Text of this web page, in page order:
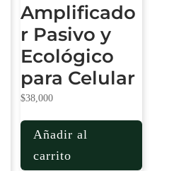
Amplificado
r Pasivo y
Ecológico
para Celular
$38,000
Añadir al
carrito